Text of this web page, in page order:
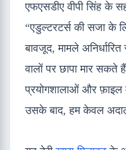
एफएसडीए वीपी सिंह के
“एडुल्टरटर्स की सजा के
बावजूद, मामले
वालों पर छापा मार
प्रयोगशालाओं और
उसके बाद, हम केवल